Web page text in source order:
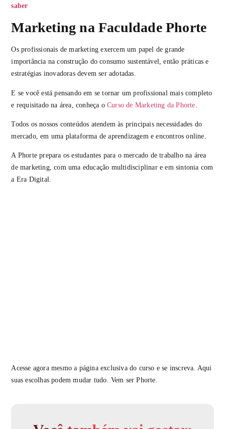
saber
Marketing na Faculdade Phorte
Os profissionais de marketing exercem um papel de grande
importância na construção do consumo sustentável, então práticas e
estratégias inovadoras devem ser adotadas.
E se você está pensando em se tornar um profissional mais completo
e requisitado na área, conheça oCurso de Marketing da Phorte
Todos os nossos conteúdos atendem às principais necessidades do
mercado, em uma plataforma de aprendizagem e encontros online.
A Phorte prepara os estudantes para o mercado de trabalho na área
de marketing, com uma educação multidisciplinar e em sintonia com
a Era Digital.
Acesse agora mesmo a página exclusiva do curso e se inscreva. Aqui
suas escolhas podem mudar tudo. Vem ser Phorte.